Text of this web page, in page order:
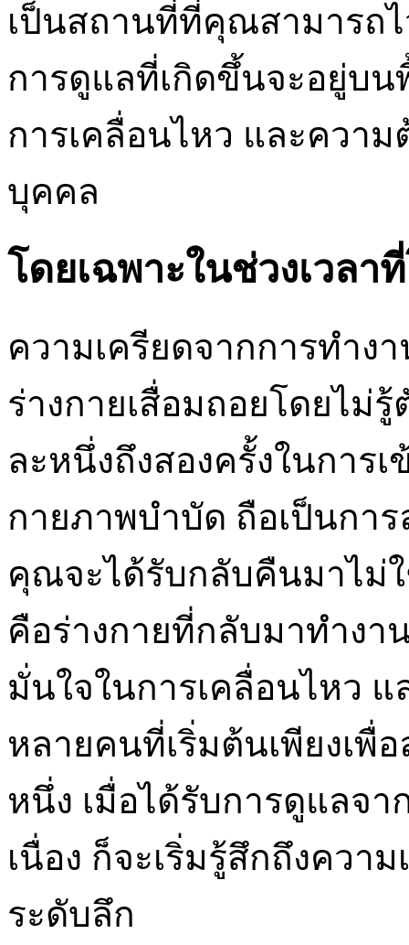
เป็นสถานที่ที่คุณสามารถไ
การดูแลที่เกิดขึ้นจะอยู่บน
การเคลื่อนไหว และความ
บุคคล
โดยเฉพาะในช่วงเวลา
ความเครียดจากการทำง
ร่างกายเสื่อมถอยโดยไม่
ละหนึ่งถึงสองครั้งในการ
กายภาพบำบัด ถือเป็นกา
คุณจะได้รับกลับคืนมาไม่
คือร่างกายที่กลับมาทำงา
มั่นใจในการเคลื่อนไหว
หลายคนที่เริ่มต้นเพียงเพื่
หนึ่ง เมื่อได้รับการดูแลจ
เนื่อง ก็จะเริ่มรู้สึกถึงควา
ระดับลึก